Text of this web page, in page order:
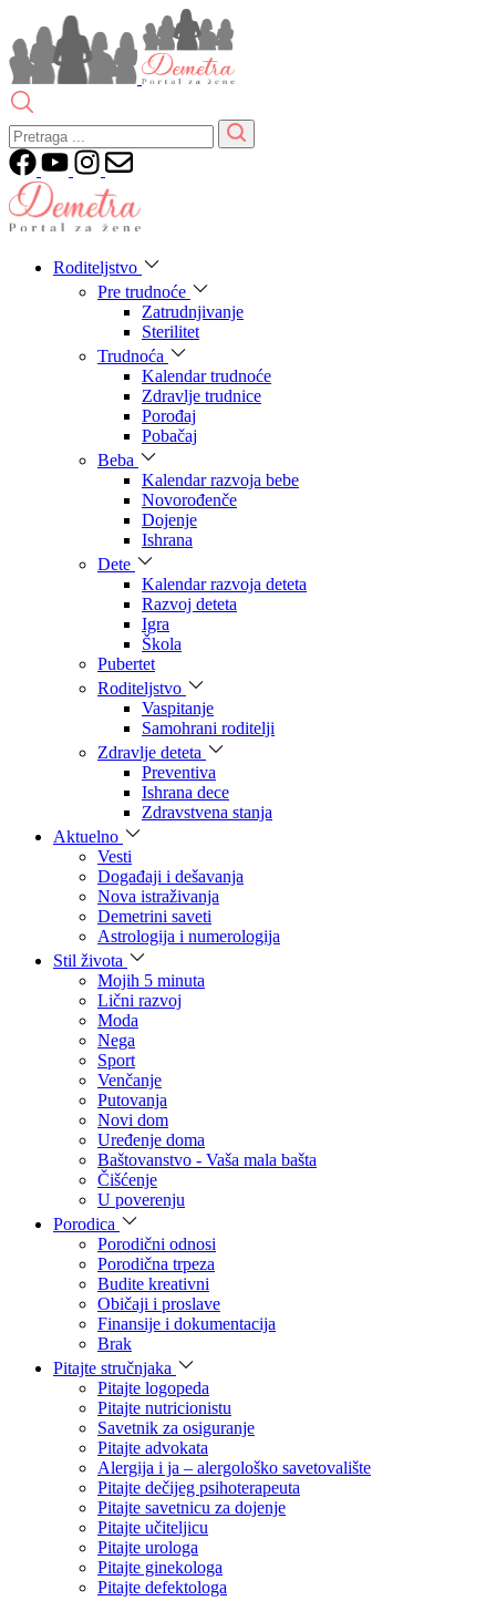
Roditeljstvo
Pre trudnoće
Zatrudnjivanje
Sterilitet
Trudnoća
Kalendar trudnoće
Zdravlje trudnice
Porođaj
Pobačaj
Beba
Kalendar razvoja bebe
Novorođenče
Dojenje
Ishrana
Dete
Kalendar razvoja deteta
Razvoj deteta
Igra
Škola
Pubertet
Roditeljstvo
Vaspitanje
Samohrani roditelji
Zdravlje deteta
Preventiva
Ishrana dece
Zdravstvena stanja
Aktuelno
Vesti
Događaji i dešavanja
Nova istraživanja
Demetrini saveti
Astrologija i numerologija
Stil života
Mojih 5 minuta
Lični razvoj
Moda
Nega
Sport
Venčanje
Putovanja
Novi dom
Uređenje doma
Baštovanstvo - Vaša mala bašta
Čišćenje
U poverenju
Porodica
Porodični odnosi
Porodična trpeza
Budite kreativni
Običaji i proslave
Finansije i dokumentacija
Brak
Pitajte stručnjaka
Pitajte logopeda
Pitajte nutricionistu
Savetnik za osiguranje
Pitajte advokata
Alergija i ja – alergološko savetovalište
Pitajte dečijeg psihoterapeuta
Pitajte savetnicu za dojenje
Pitajte učiteljicu
Pitajte urologa
Pitajte ginekologa
Pitajte defektologa